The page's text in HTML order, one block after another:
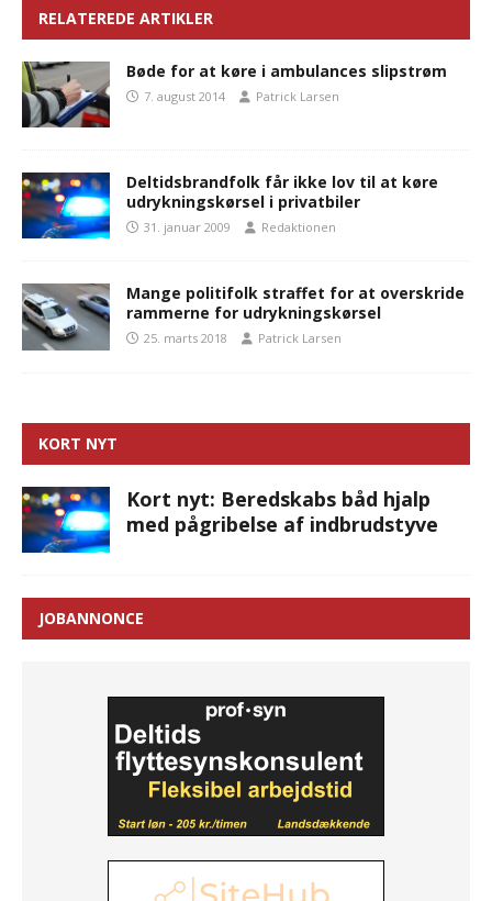
RELATEREDE ARTIKLER
Bøde for at køre i ambulances slipstrøm
7. august 2014 Patrick Larsen
Deltidsbrandfolk får ikke lov til at køre
udrykningskørsel i privatbiler
31. januar 2009 Redaktionen
Mange politifolk straffet for at overskride
rammerne for udrykningskørsel
25. marts 2018 Patrick Larsen
KORT NYT
Kort nyt: Beredskabs båd hjalp
med pågribelse af indbrudstyve
JOBANNONCE